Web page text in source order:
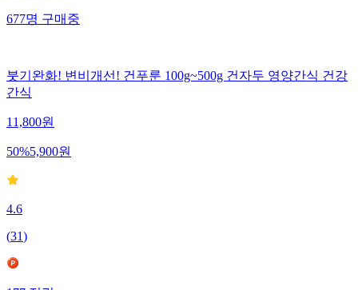
677명구매중
붓기완화! 변비개선! 건푸룬 100g~500g 건자두 영양간식 건강
간식
11,800원
50%5,900원
4.6
(31)